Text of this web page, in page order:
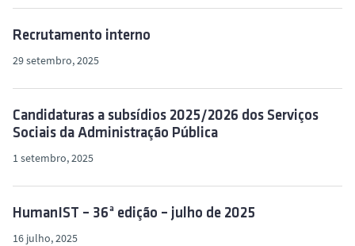
Recrutamento interno
29 setembro, 2025
Candidaturas a subsídios 2025/2026 dos Serviços
Sociais da Administração Pública
1 setembro, 2025
HumanIST – 36ª edição – julho de 2025
16 julho, 2025